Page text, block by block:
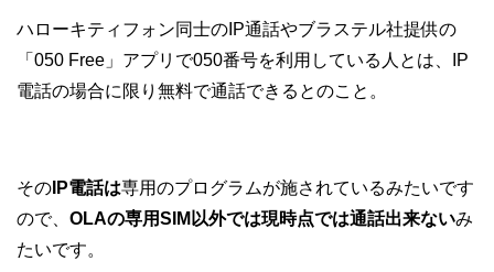
ハローキティフォン同士のIP通話やブラステル社提供の
「050 Free」アプリで050番号を利用している人とは、IP
電話の場合に限り無料で通話できるとのこと。
その IP電話は専用のプログラムが施されているみたいです
ので、 OLAの専用SIM以外では現時点では通話出来ないみ
たいです。